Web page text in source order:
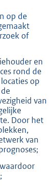
op de
of
en
rond de
op
van
Door het
van